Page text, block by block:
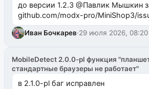
до версии 1.2.3 @Павлик Мышкин
github.com/modx-pro/MiniShop3/
github.com/modx-pro/MiniShop3/
в б...
Иван Бочкарев·29 июля 2026, 08:20
MobileDetect 2.0.0-pl функция
стандартные браузеры не работает"
в 2.1.0-pl баг исправлен